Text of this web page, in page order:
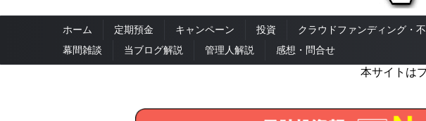
ホーム 定期預金 キャンペーン 投資 クラウドファンディング・
幕間雑談
当ブログ解説 管理人解説 感想・問合せ
本サイトは